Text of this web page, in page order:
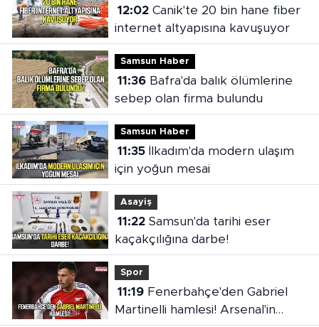
12:02Canik'te 20 bin hane fiber
internet altyapısına kavuşuyor
Samsun Haber
11:36Bafra'da balık ölümlerine
sebep olan firma bulundu
Samsun Haber
11:35İlkadım'da modern ulaşım
için yoğun mesai
Asayiş
11:22Samsun'da tarihi eser
kaçakçılığına darbe!
Spor
11:19Fenerbahçe'den Gabriel
Martinelli hamlesi! Arsenal'in